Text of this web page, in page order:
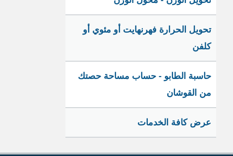
تحويل الحرارة فهرنهايت أو مئوي أو
كلفن
حاسبة الطابو - حساب مساحة حصتك
من القوشان
عرض كافة الخدمات